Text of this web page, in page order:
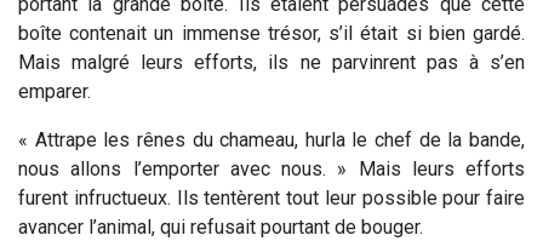
portant la grande boîte. Ils étaient persuadés que cette
boîte contenait un immense trésor, s’il était si bien gardé.
Mais malgré leurs efforts, ils ne parvinrent pas à s’en
emparer.
« Attrape les rênes du chameau, hurla le chef de la bande,
nous allons l’emporter avec nous. » Mais leurs efforts
furent infructueux. Ils tentèrent tout leur possible pour faire
avancer l’animal, qui refusait pourtant de bouger.